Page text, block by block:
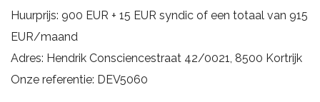
Huurprijs: 900 EUR + 15 EUR syndic of een totaal van 915
EUR/maand
Adres: Hendrik Consciencestraat 42/0021, 8500 Kortrijk
Onze referentie: DEV5060